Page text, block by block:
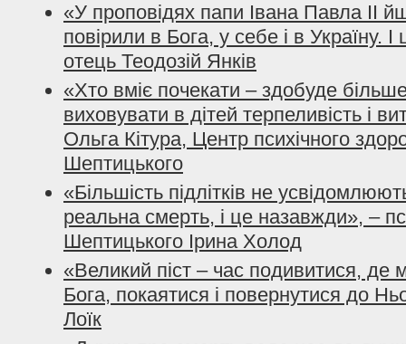
«У проповідях папи Івана Павла ІІ
повірили в Бога, у себе і в Україну.
отець Теодозій Янків
«Хто вміє почекати – здобуде
виховувати в дітей терпеливість і
Ольга Кітура, Центр психічного
Шептицького
«Більшість підлітків не
реальна смерть, і це назавжди», –
Шептицького Ірина Холод
«Великий піст – час подивитися, де
Бога, покаятися і повернутися до
Лоїк